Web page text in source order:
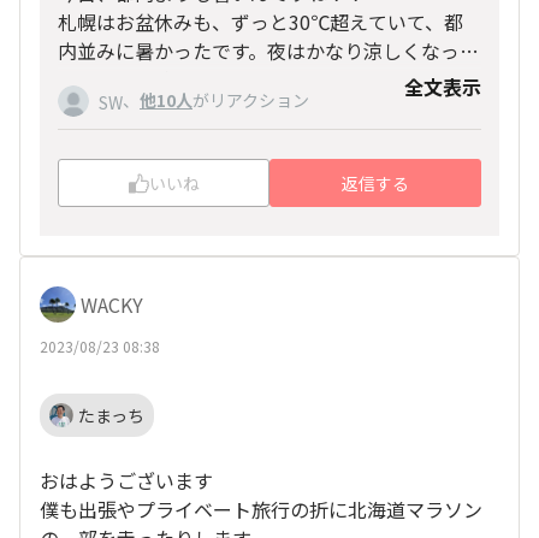
札幌はお盆休みも、ずっと30℃超えていて、都
内並みに暑かったです。夜はかなり涼しくなって
くれるので助かりました。
マラソン当日、走りやすいコンディションになり
ますことを！
SW、 他10人がリアクション 全文表示
いいね 返信する
WACKY
2023/08/23 08:38
たまっち
おはようございます
僕も出張やプライベート旅行の折に北海道マラソン